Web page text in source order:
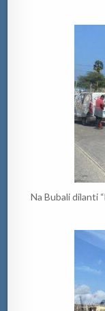
Na Bubali dilanti